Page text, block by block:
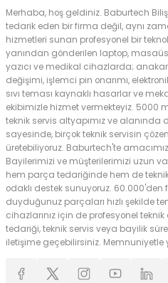
Merhaba, hoş geldiniz. Baburtech
tedarik eden bir firma değil, aynı
hizmetleri sunan profesyonel bir
yanından gönderilen laptop,
yazıcı ve medikal cihazlarda;
değişimi, işlemci pin onarımı,
sıvı teması kaynaklı hasarlar ve
ekibimizle hizmet vermekteyiz. 5000
teknik servis altyapımız ve
sayesinde, birçok teknik servisin
üretebiliyoruz. Baburtech'te
Bayilerimizi ve müşterilerimizi uzun
hem parça tedariğinde hem de
odaklı destek sunuyoruz.
duyduğunuz parçaları hızlı şekilde
cihazlarınız için de profesyonel
tedariği, teknik servis veya bayilik
iletişime geçebilirsiniz. Memnuniyetle